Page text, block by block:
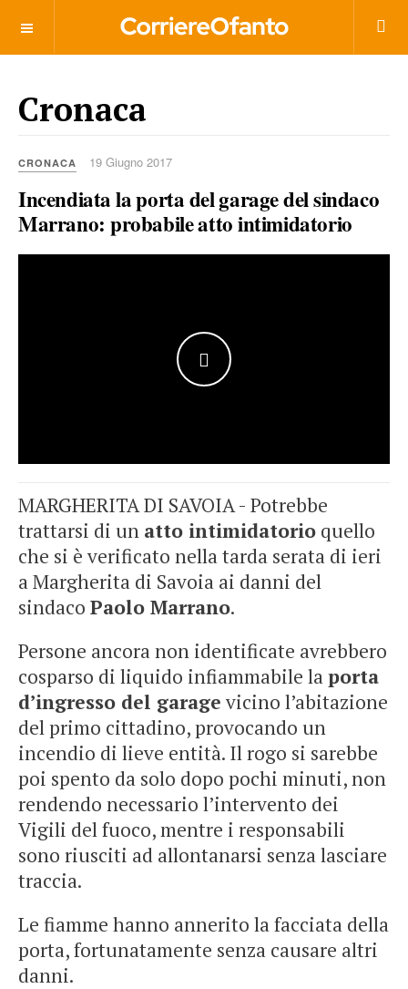
Cronaca
CRONACA 19 Giugno 2017
Incendiata la porta del garage del sindaco
Marrano: probabile atto intimidatorio
WATCH THE VIDEO
MARGHERITA DI SAVOIA - Potrebbe
trattarsi di un atto intimidatorio quello
che si è verificato nella tarda serata di ieri
a Margherita di Savoia ai danni del
sindaco Paolo Marrano.
Persone ancora non identificate avrebbero
cosparso di liquido infiammabile la porta
d’ingresso del garagevicino l’abitazione
del primo cittadino, provocando un
incendio di lieve entità. Il rogo si sarebbe
poi spento da solo dopo pochi minuti, non
rendendo necessario l’intervento dei
Vigili del fuoco, mentre i responsabili
sono riusciti ad allontanarsi senza lasciare
traccia.
Le fiamme hanno annerito la facciata della
porta, fortunatamente senza causare altri
danni.